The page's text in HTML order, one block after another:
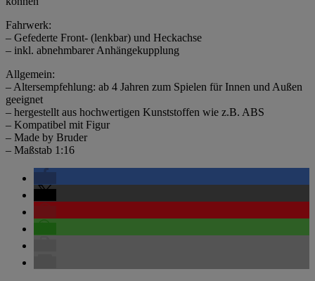
Fahrwerk:
– Gefederte Front- (lenkbar) und Heckachse
– inkl. abnehmbarer Anhängekupplung
Allgemein:
– Altersempfehlung: ab 4 Jahren zum Spielen für Innen und Außen
geeignet
– hergestellt aus hochwertigen Kunststoffen wie z.B. ABS
– Kompatibel mit Figur
– Made by Bruder
– Maßstab 1:16